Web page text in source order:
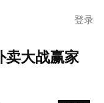
登录
卖大战赢家